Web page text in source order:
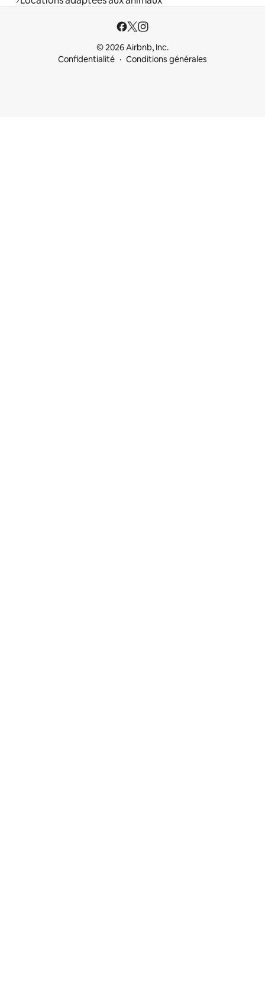
© 2026 Airbnb, Inc.
Confidentialité
Conditions générales